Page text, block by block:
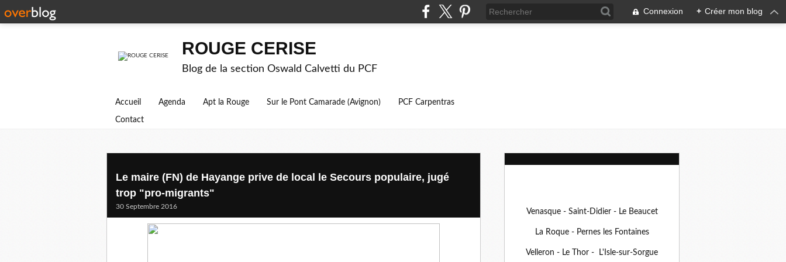
Connexion + Créer mon blog
ROUGE CERISE
Blog de la section Oswald Calvetti du PCF
Accueil Agenda Apt la Rouge Sur le Pont Camarade (Avignon) PCF Carpentras
Contact
Le maire (FN) de Hayange prive de local le Secours populaire, jugé
trop "pro-migrants"
30 Septembre 2016
Venasque - Saint-Didier - Le Beaucet
La Roque - Pernes les Fontaines
Velleron - Le Thor - L'Isle-sur-Sorgue